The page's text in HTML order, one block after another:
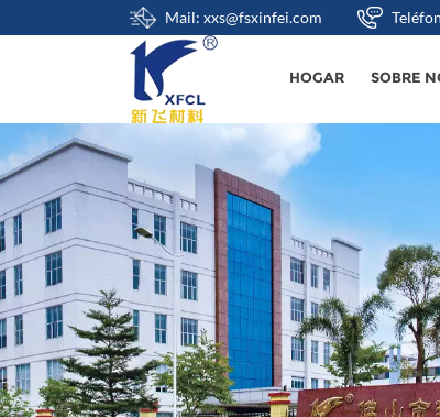
Mail: xxs@fsxinfei.com
HOGAR SOBRE